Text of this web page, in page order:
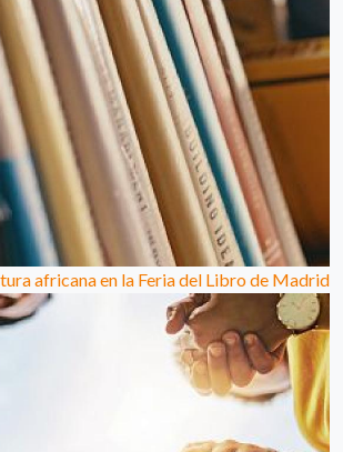
africana en la Feria del Libro de Madrid